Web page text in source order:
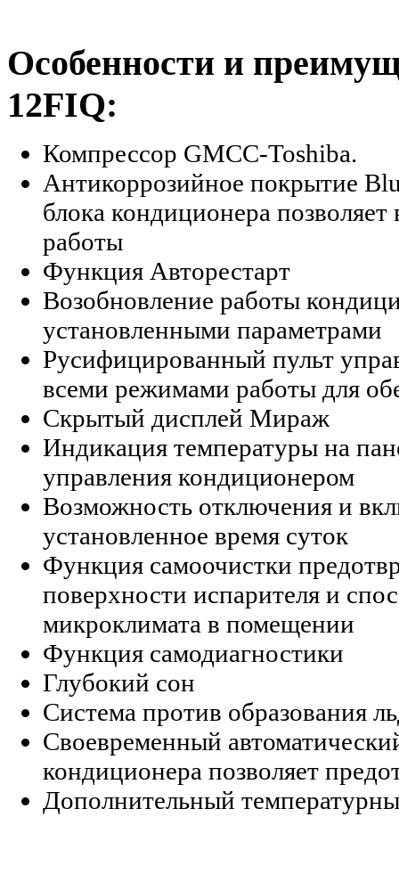
Особенности и
12FIQ:
Компрессор GMCC-Toshiba.
Антикоррозийное покрытие
блока кондиционера позволяет
работы
Функция Авторестарт
Возобновление работы
установленными параметрами
Русифицированный пульт
всеми режимами работы для
Скрытый дисплей Мираж
Индикация температуры на
управления кондиционером
Возможность отключения и
установленное время суток
Функция самоочистки
поверхности испарителя и
микроклимата в помещении
Функция самодиагностики
Глубокий сон
Система против образования
Своевременный
кондиционера позволяет
Дополнительный